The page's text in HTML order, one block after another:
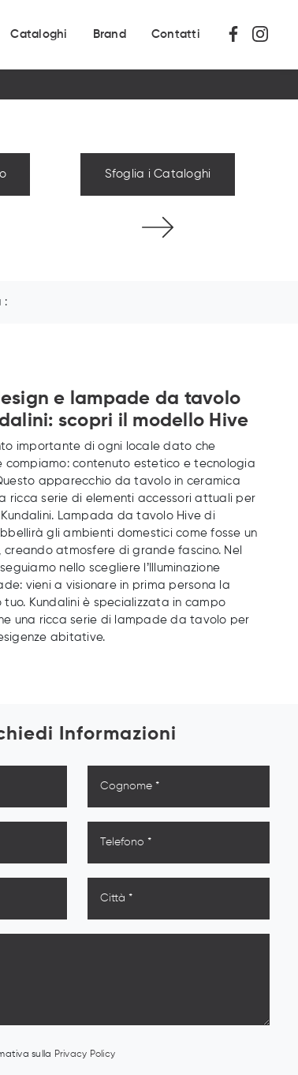
Cataloghi Brand Contatti
Sfoglia i Cataloghi
:
e lampade da tavolo
scopri il modello Hive
importante di ogni locale dato che
contenuto estetico e tecnologia
apparecchio da tavolo in ceramica
ricca serie di elementi accessori attuali per
Lampada da tavolo Hive di
gli ambienti domestici come fosse un
atmosfere di grande fascino. Nel
nello scegliere l’Illuminazione
vieni a visionare in prima persona la
tuo. Kundalini è specializzata in campo
una ricca serie di lampade da tavolo per
abitative.
Informazioni
sulla Privacy Policy